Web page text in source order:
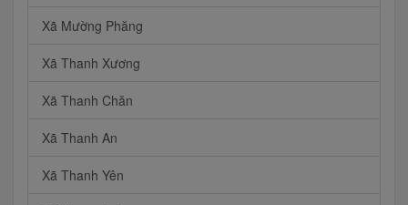
Xã Mường Phăng
Xã Thanh Xương
Xã Thanh Chăn
Xã Thanh An
Xã Thanh Yên